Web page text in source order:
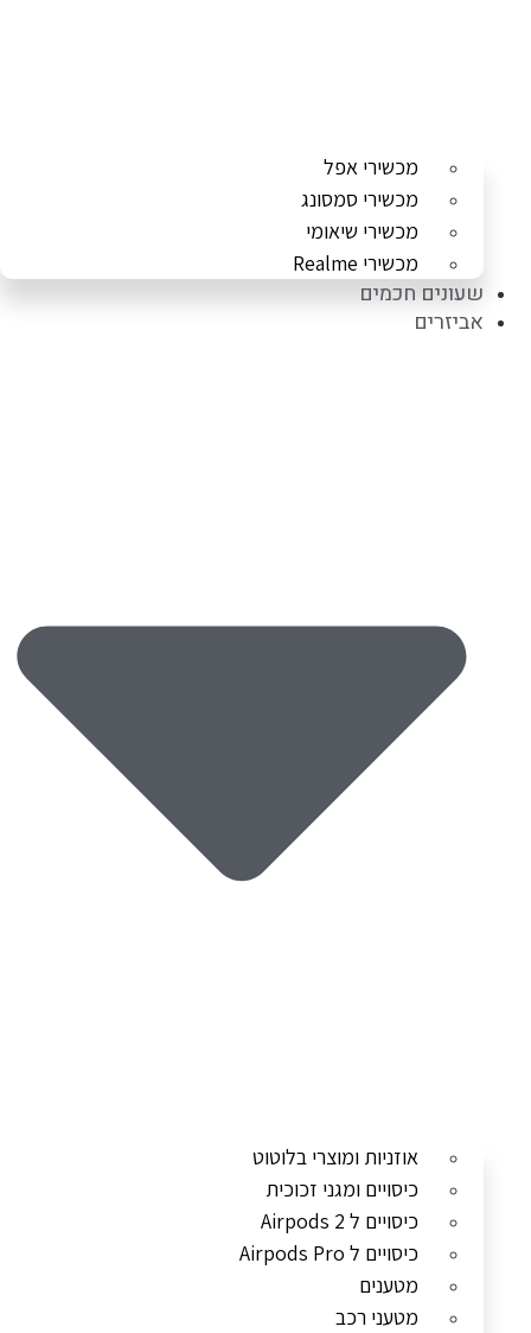
מכשירי אפל
מכשירי סמסונג
מכשירי שיאומי
מכשירי Realme
שעונים חכמים
אביזרים
אוזניות ומוצרי בלוטוט
כיסויים ומגני זכוכית
כיסויים ל Airpods 2
כיסויים ל Airpods Pro
מטענים
מטעני רכב